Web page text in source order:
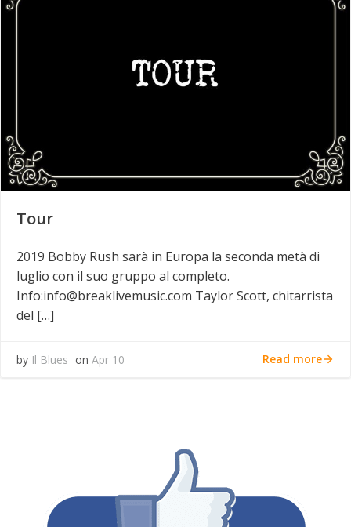
Tour
2019 Bobby Rush sarà in Europa la seconda metà di
luglio con il suo gruppo al completo.
Info:info@breaklivemusic.com Taylor Scott, chitarrista
del […]
by Il Blues on Apr 10 Read more